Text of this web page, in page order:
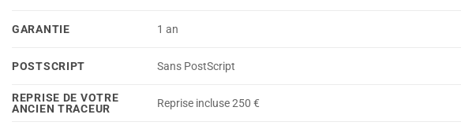
GARANTIE 1 an
POSTSCRIPT Sans PostScript
REPRISE DE VOTRE
ANCIEN TRACEUR
Reprise incluse 250 €